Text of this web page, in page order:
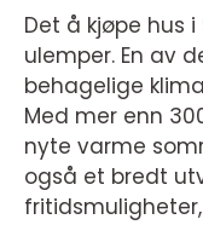
Det å kjøpe hus
ulemper. En av
behagelige
Med mer enn
nyte varme
også et bredt